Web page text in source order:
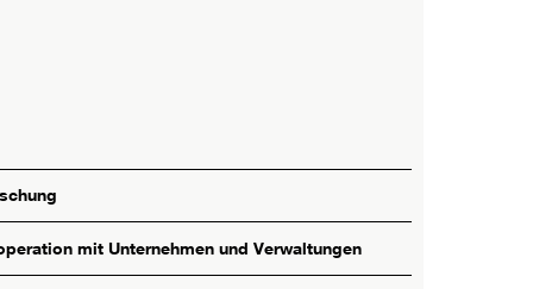
mit Unternehmen und Verwaltungen